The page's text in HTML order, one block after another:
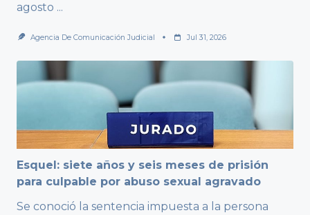
agosto ...
Agencia De Comunicación Judicial Jul 31, 2026
Esquel: siete años y seis meses de prisión
para culpable por abuso sexual agravado
Se conoció la sentencia impuesta a la persona